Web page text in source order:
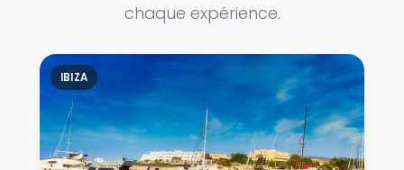
chaque expérience.
IBIZA